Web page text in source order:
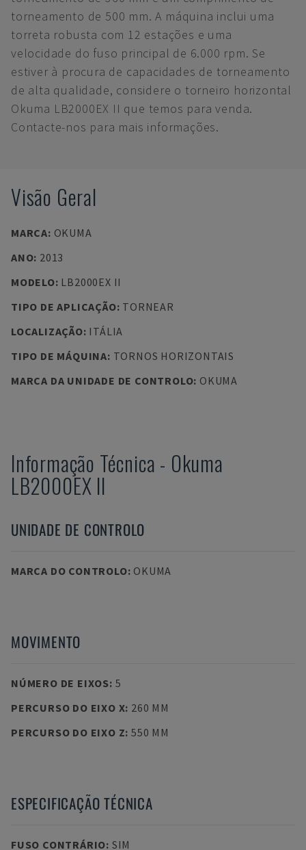
torneamento de 500 mm. A máquina inclui uma
torreta robusta com 12 estações e uma
velocidade do fuso principal de 6.000 rpm. Se
estiver à procura de capacidades de torneamento
de alta qualidade, considere o torneiro horizontal
Okuma LB2000EX II que temos para venda.
Contacte-nos para mais informações.
Visão Geral
MARCA: OKUMA
ANO: 2013
MODELO: LB2000EX II
TIPO DE APLICAÇÃO: TORNEAR
LOCALIZAÇÃO: ITÁLIA
TIPO DE MÁQUINA: TORNOS HORIZONTAIS
MARCA DA UNIDADE DE CONTROLO: OKUMA
Informação Técnica - Okuma
LB2000EX II
UNIDADE DE CONTROLO
MARCA DO CONTROLO: OKUMA
MOVIMENTO
NÚMERO DE EIXOS: 5
PERCURSO DO EIXO X: 260 MM
PERCURSO DO EIXO Z: 550 MM
ESPECIFICAÇÃO TÉCNICA
FUSO CONTRÁRIO: SIM